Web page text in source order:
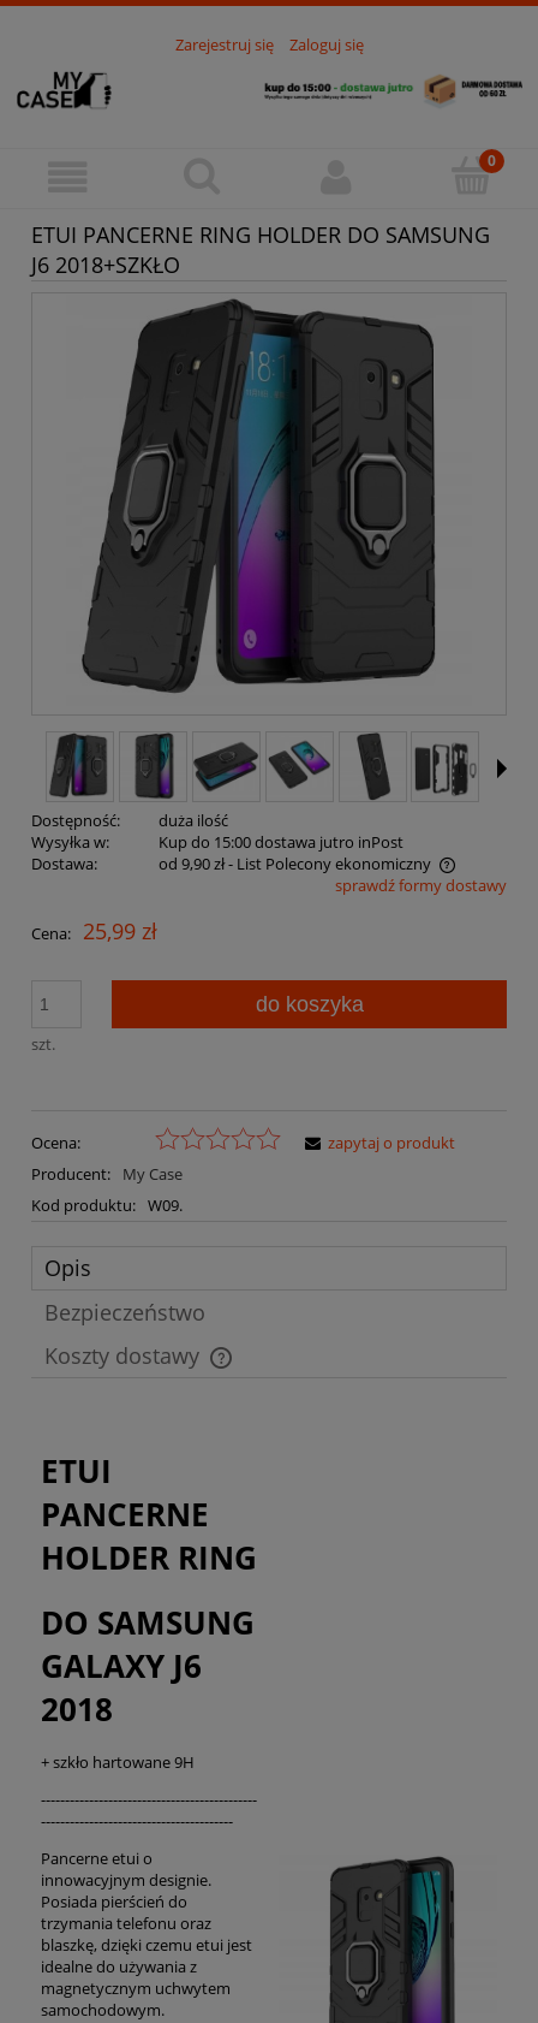
Zarejestruj się Zaloguj się
ETUI PANCERNE RING HOLDER DO SAMSUNG
J6 2018+SZKŁO
Dostępność:
duża ilość
Wysyłka w:
Kup do 15:00 dostawa jutro inPost
Dostawa:
od 9,90 zł- List Polecony ekonomiczny
Cena nie zawiera ewentualnych kosztów płatnościsprawdź formy dostawy
Cena: 25,99 zł
szt.
do koszyka
Ocena:
Producent:
My Case
Kod produktu: W09.
zapytaj o produkt
Opis
Bezpieczeństwo
Koszty dostawy
Cena nie zawiera ewentualnych kosztów płatności
ETUI
PANCERNE
HOLDER RING
DO SAMSUNG
GALAXY J6
2018
+ szkło hartowane 9H
---------------------------------------------
----------------------------------------
Pancerne etui o
innowacyjnym designie.
Posiada pierścień do
trzymania telefonu oraz
blaszkę, dzięki czemu etui jest
idealne do używania z
magnetycznym uchwytem
samochodowym.